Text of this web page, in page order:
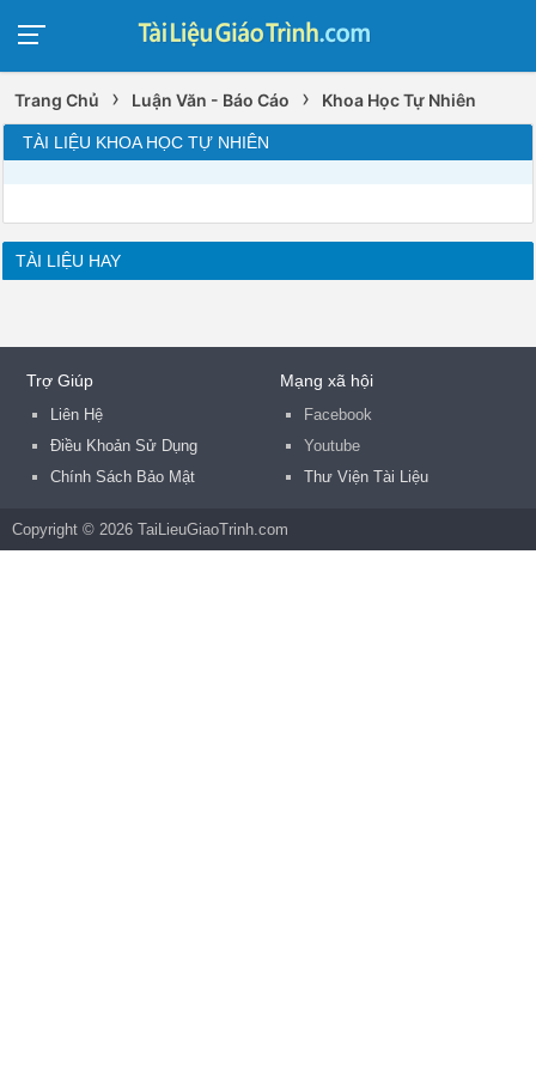
Trang Chủ › Luận Văn - Báo Cáo › Khoa Học Tự Nhiên
TÀI LIỆU KHOA HỌC TỰ NHIÊN
TÀI LIỆU HAY
Trợ Giúp
Liên Hệ
Điều Khoản Sử Dụng
Chính Sách Bảo Mật
Mạng xã hội
Facebook
Youtube
Thư Viện Tài Liệu
Copyright © 2026 TaiLieuGiaoTrinh.com